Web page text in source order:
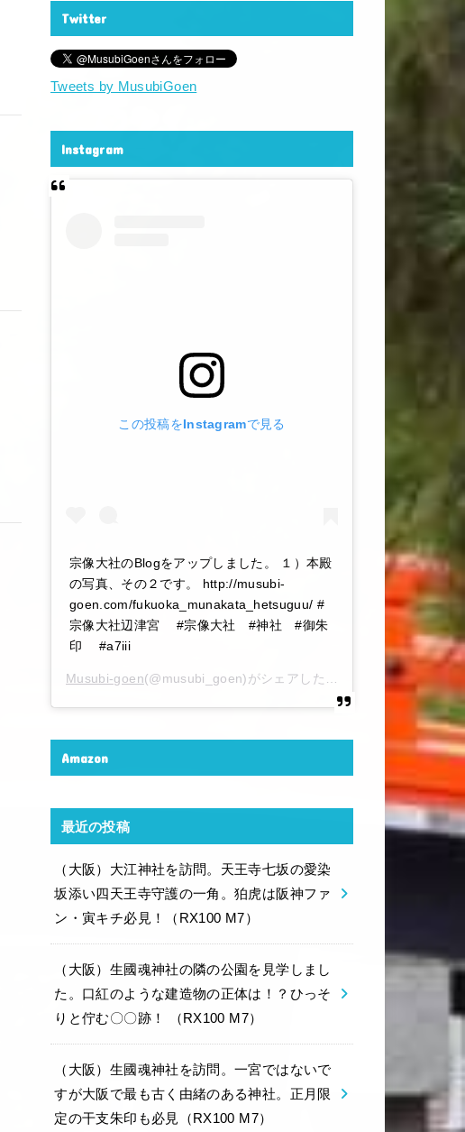
Twitter
Tweets by MusubiGoen
Instagram
この投稿をInstagramで見る
宗像大社のBlogをアップしました。 １）本殿
の写真、その２です。 http://musubi-
goen.com/fukuoka_munakata_hetsuguu/ #
宗像大社辺津宮 #宗像大社 #神社 #御朱
印 #a7iii
Musubi-goen(@musubi_goen)がシェアした投稿 – 2020年 6月月6
Amazon
最近の投稿
（大阪）大江神社を訪問。天王寺七坂の愛染
坂添い四天王寺守護の一角。狛虎は阪神ファ
ン・寅キチ必見！（RX100 M7）
（大阪）生國魂神社の隣の公園を見学しまし
た。口紅のような建造物の正体は！？ひっそ
りと佇む〇〇跡！ （RX100 M7）
（大阪）生國魂神社を訪問。一宮ではないで
すが大阪で最も古く由緒のある神社。正月限
定の干支朱印も必見（RX100 M7）